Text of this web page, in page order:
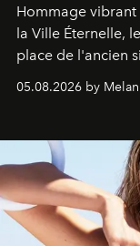
Hommage
la Ville Éternelle,
place de l'ancien
de vivre Romain
05.08.2026 by